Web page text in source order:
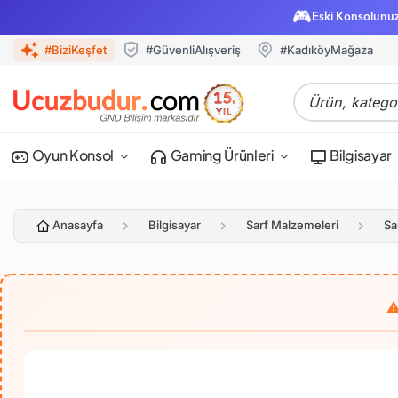
🎮 Eski
#BiziKeşfet #GüvenliAlışveriş #KadıköyMağaza
Oyun Konsol Gaming Ürünleri Bilgisayar
Anasayfa Bilgisayar Sarf Malzemeleri